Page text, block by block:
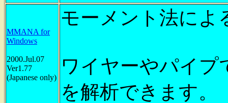
MMANA for
Windows
2000.Jul.07
Ver1.77
(Japanese only)
モーメント法によ
ワイヤーやパイプ
を解析できます。